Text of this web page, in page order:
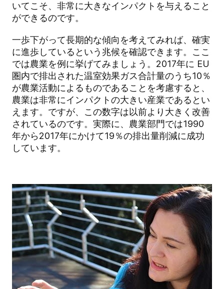
いてこそ、非常に大きなインパクトを与えること
ができるのです。
一歩下がって長期的な傾向を考えてみれば、確実
に進歩しているという兆候を確認できます。ここ
では農業を例に挙げてみましょう。2017年に EU
圏内で排出された温室効果ガス合計量のうち10％
が農業活動によるものであることを考慮すると、
農業は非常にインパクトの大きい産業であるとい
えます。ですが、この数字は以前より大きく改善
されているのです。実際に、農業部門では1990
年から2017年にかけて19％の排出量削減に成功
しています。